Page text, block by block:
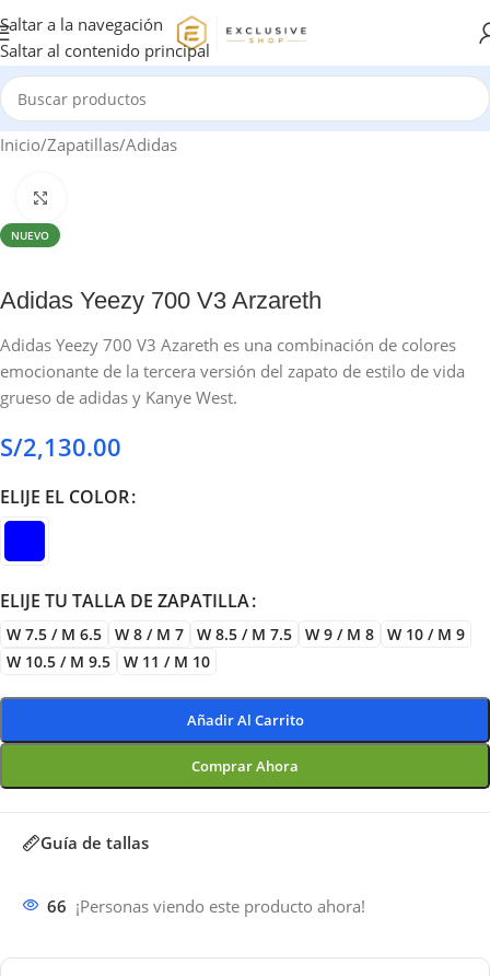
Saltar a la navegación
Saltar al contenido principal
Inicio/Zapatillas/Adidas
NUEVO
Adidas Yeezy 700 V3 Arzareth
Adidas Yeezy 700 V3 Azareth es una combinación de colores
emocionante de la tercera versión del zapato de estilo de vida
grueso de adidas y Kanye West.
S/2,130.00
ELIJE EL COLOR
ELIJE TU TALLA DE ZAPATILLA
W 7.5 / M 6.5 W 8 / M 7 W 8.5 / M 7.5 W 9 / M 8
W 10 / M 9
W 10.5 / M 9.5
W 11 / M 10
Añadir Al Carrito
Comprar Ahora
Guía de tallas
66 ¡Personas viendo este producto ahora!